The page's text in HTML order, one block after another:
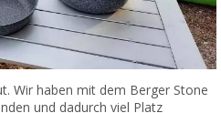
Wir haben mit dem Berger Stone
und dadurch viel Platz